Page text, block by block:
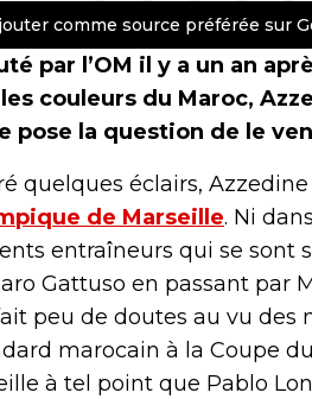
comme source préférée sur
par l’OM il y a un an
couleurs du Maroc,
pose la question de le
quelques éclairs,
de Marseille. Ni
entraîneurs qui se sont
Gattuso en passant par
peu de doutes au vu des
marocain à la Coupe
à tel point que Pablo